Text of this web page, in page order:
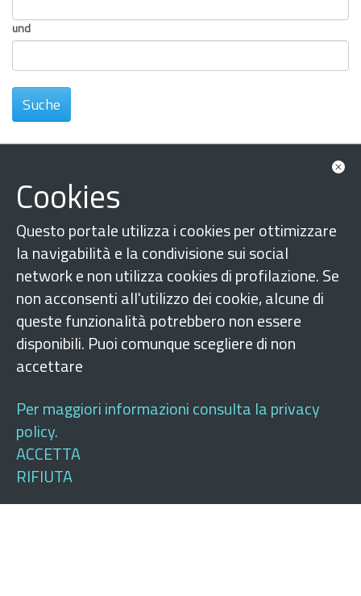
und
Cookies
Questo portale utilizza i cookies per ottimizzare
la navigabilità e la condivisione sui social
network e non utilizza cookies di profilazione. Se
non acconsenti all'utilizzo dei cookie, alcune di
queste funzionalità potrebbero non essere
disponibili. Puoi comunque scegliere di non
accettare
Per maggiori informazioni consulta la privacy
policy.
ACCETTA
RIFIUTA